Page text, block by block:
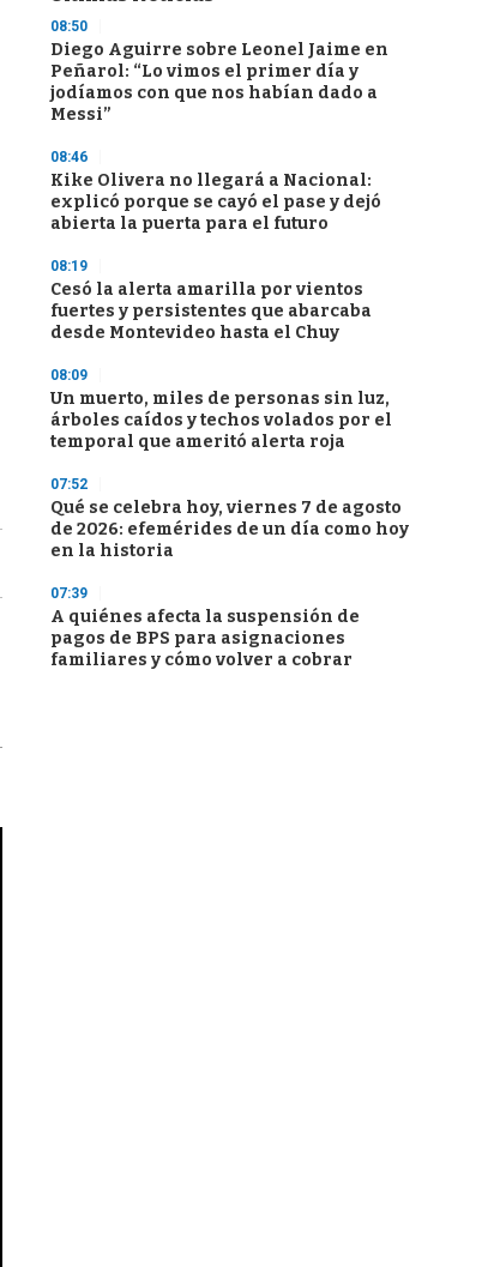
08:50
Diego Aguirre sobre Leonel Jaime en
Peñarol: “Lo vimos el primer día y
jodíamos con que nos habían dado a
Messi”
08:46
Kike Olivera no llegará a Nacional:
explicó porque se cayó el pase y dejó
abierta la puerta para el futuro
08:19
Cesó la alerta amarilla por vientos
fuertes y persistentes que abarcaba
desde Montevideo hasta el Chuy
08:09
Un muerto, miles de personas sin luz,
árboles caídos y techos volados por el
temporal que ameritó alerta roja
07:52
Qué se celebra hoy, viernes 7 de agosto
de 2026: efemérides de un día como hoy
en la historia
07:39
A quiénes afecta la suspensión de
pagos de BPS para asignaciones
familiares y cómo volver a cobrar